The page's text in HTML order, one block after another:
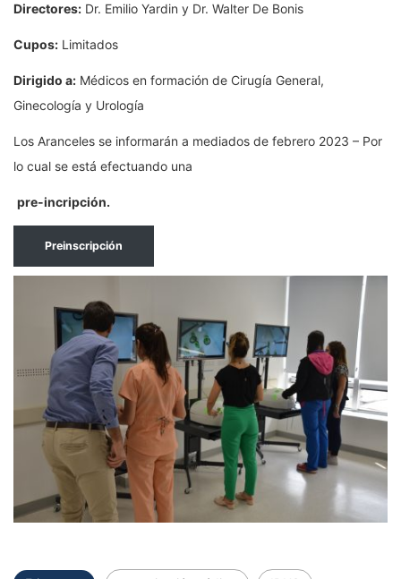
Directores: Dr. Emilio Yardin y Dr. Walter De Bonis
Cupos: Limitados
Dirigido a: Médicos en formación de Cirugía General,
Ginecología y Urología
Los Aranceles se informarán a mediados de febrero 2023 – Por
lo cual se está efectuando una
pre-incripción.
Preinscripción